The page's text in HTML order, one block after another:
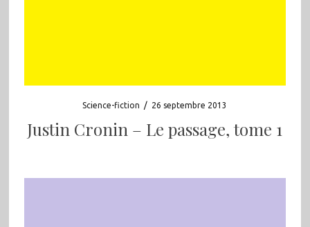
Science-fiction / 26 septembre 2013
Justin Cronin – Le passage, tome 1